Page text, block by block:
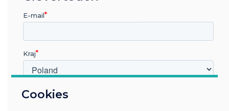
do usługi przechowywania w chmurze
przesyłać treści ze swojego konta Dropbox
pobierz dokumenty przesłane do tablicy
Stage, w tym PDF, DOC, DOCX, PPT i PPTX
wybierz kontakty z konta Gmail podczas
Cookies
E-mail
Kraj
W jakiej branży pracujesz?